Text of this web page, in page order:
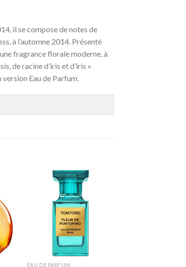
il se compose de notes de
à l’automne 2014. Présenté
fragrance florale moderne, à
de racine d’iris et d’iris «
Eau de Parfum.
EAU DE PARFUM